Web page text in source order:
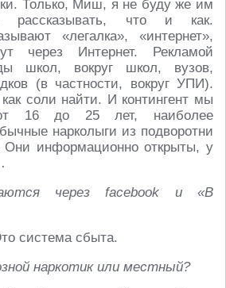
Только, Миш, я не буду же им
рассказывать, что и как.
«легалка», «интернет»,
через Интернет. Рекламой
школ, вокруг школ, вузов,
(в частности, вокруг УПИ).
соли найти. И контингент мы
16 до 25 лет, наиболее
нарколыги из подворотни
Они информационно открыты, у
через facebook и «В
система сбыта.
наркотик или местный?